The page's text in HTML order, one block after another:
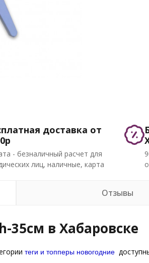
доставка от
- безналичный расчет для
лиц, наличные, карта
Отзывы
35см в Хабаровске
теги и топперы новогодние